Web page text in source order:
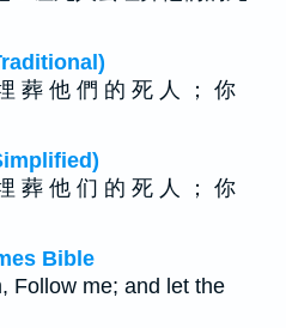
葬 他 們 的 死 人 ； 你
葬 他 们 的 死 人 ； 你
Bible
Follow me; and let the